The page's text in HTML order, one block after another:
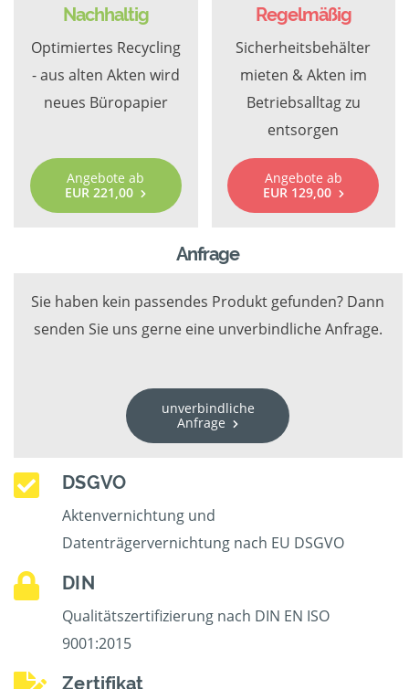
Nachhaltig
Optimiertes Recycling
- aus alten Akten wird
neues Büropapier
Angebote ab
EUR 221,00
Regelmäßig
Sicherheitsbehälter
mieten & Akten im
Betriebsalltag zu
entsorgen
Angebote ab
EUR 129,00
Anfrage
Sie haben kein passendes Produkt gefunden? Dann
senden Sie uns gerne eine unverbindliche Anfrage.
unverbindliche
Anfrage
DSGVO
Aktenvernichtung und
Datenträgervernichtung nach EU DSGVO
DIN
Qualitätszertifizierung nach DIN EN ISO
9001:2015
Zertifikat